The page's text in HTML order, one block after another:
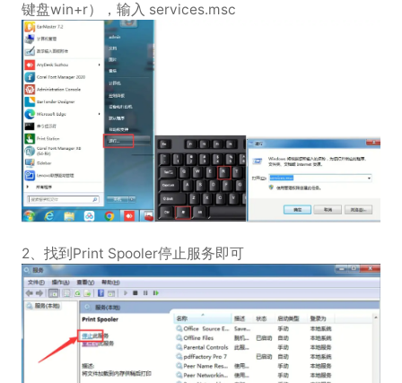
键盘win+r），输入 services.msc
2、找到Print Spooler停止服务即可